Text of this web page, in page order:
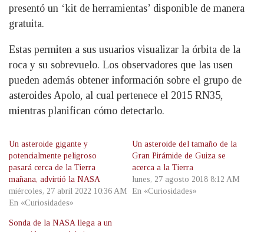
presentó un ‘kit de herramientas’ disponible de manera
gratuita.
Estas permiten a sus usuarios visualizar la órbita de la
roca y su sobrevuelo. Los observadores que las usen
pueden además obtener información sobre el grupo de
asteroides Apolo, al cual pertenece el 2015 RN35,
mientras planifican cómo detectarlo.
Un asteroide gigante y
potencialmente peligroso
pasará cerca de la Tierra
mañana, advirtió la NASA
miércoles, 27 abril 2022 10:36 AM
En «Curiosidades»
Un asteroide del tamaño de la
Gran Pirámide de Guiza se
acerca a la Tierra
lunes, 27 agosto 2018 8:12 AM
En «Curiosidades»
Sonda de la NASA llega a un